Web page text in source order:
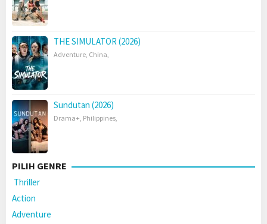
THE SIMULATOR (2026)
Adventure, China,
Sundutan (2026)
Drama+, Philippines,
PILIH GENRE
Thriller
Action
Adventure